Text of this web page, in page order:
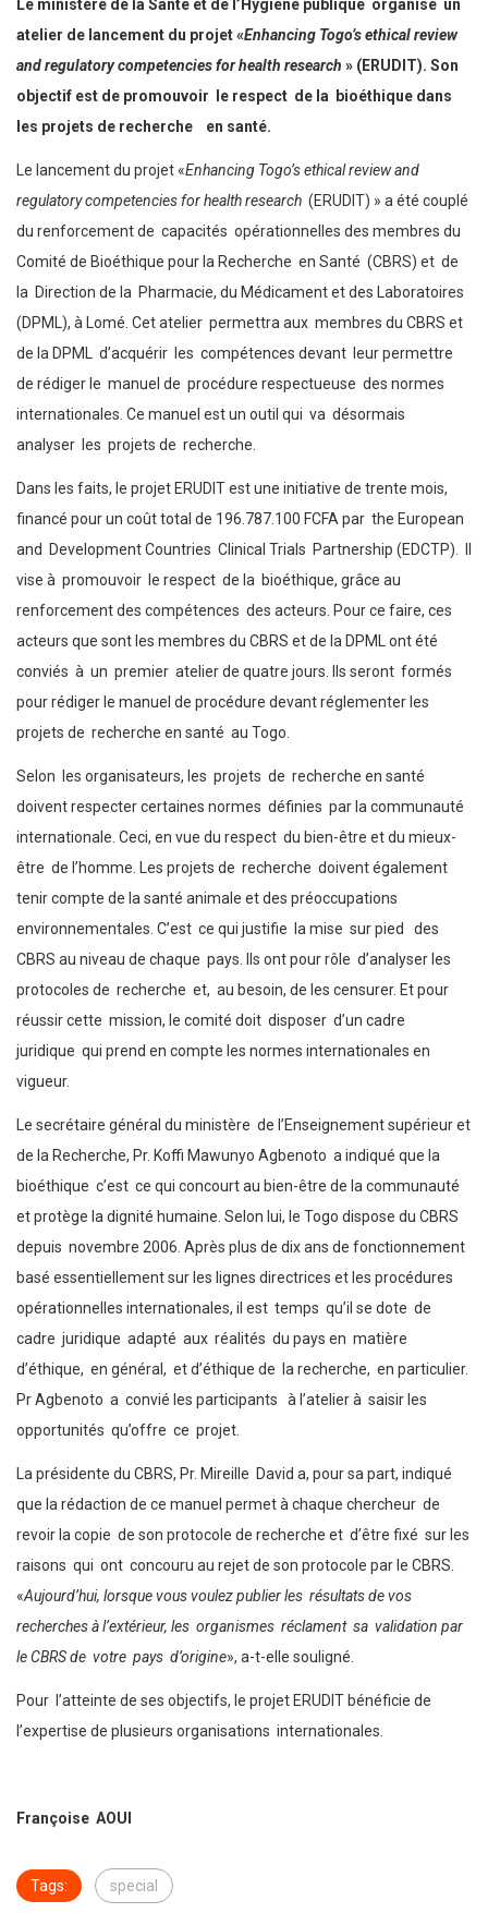
Le ministère de la Santé et de l’Hygiène publique organise un
atelier de lancement du projet «Enhancing Togo’s ethical review
and regulatory competencies for health research » (ERUDIT). Son
objectif est de promouvoir le respect de la bioéthique dans
les projets de recherche en santé.
Le lancement du projet «Enhancing Togo’s ethical review and
regulatory competencies for health research (ERUDIT) » a été couplé
du renforcement de capacités opérationnelles des membres du
Comité de Bioéthique pour la Recherche en Santé (CBRS) et de
la Direction de la Pharmacie, du Médicament et des Laboratoires
(DPML), à Lomé. Cet atelier permettra aux membres du CBRS et
de la DPML d’acquérir les compétences devant leur permettre
de rédiger le manuel de procédure respectueuse des normes
internationales. Ce manuel est un outil qui va désormais
analyser les projets de recherche.
Dans les faits, le projet ERUDIT est une initiative de trente mois,
financé pour un coût total de 196.787.100 FCFA par the European
and Development Countries Clinical Trials Partnership (EDCTP). Il
vise à promouvoir le respect de la bioéthique, grâce au
renforcement des compétences des acteurs. Pour ce faire, ces
acteurs que sont les membres du CBRS et de la DPML ont été
conviés à un premier atelier de quatre jours. Ils seront formés
pour rédiger le manuel de procédure devant réglementer les
projets de recherche en santé au Togo.
Selon les organisateurs, les projets de recherche en santé
doivent respecter certaines normes définies par la communauté
internationale. Ceci, en vue du respect du bien-être et du mieux-
être de l’homme. Les projets de recherche doivent également
tenir compte de la santé animale et des préoccupations
environnementales. C’est ce qui justifie la mise sur pied des
CBRS au niveau de chaque pays. Ils ont pour rôle d’analyser les
protocoles de recherche et, au besoin, de les censurer. Et pour
réussir cette mission, le comité doit disposer d’un cadre
juridique qui prend en compte les normes internationales en
vigueur.
Le secrétaire général du ministère de l’Enseignement supérieur et
de la Recherche, Pr. Koffi Mawunyo Agbenoto a indiqué que la
bioéthique c’est ce qui concourt au bien-être de la communauté
et protège la dignité humaine. Selon lui, le Togo dispose du CBRS
depuis novembre 2006. Après plus de dix ans de fonctionnement
basé essentiellement sur les lignes directrices et les procédures
opérationnelles internationales, il est temps qu’il se dote de
cadre juridique adapté aux réalités du pays en matière
d’éthique, en général, et d’éthique de la recherche, en particulier.
Pr Agbenoto a convié les participants à l’atelier à saisir les
opportunités qu’offre ce projet.
La présidente du CBRS, Pr. Mireille David a, pour sa part, indiqué
que la rédaction de ce manuel permet à chaque chercheur de
revoir la copie de son protocole de recherche et d’être fixé sur les
raisons qui ont concouru au rejet de son protocole par le CBRS.
«Aujourd’hui, lorsque vous voulez publier les résultats de vos
recherches à l’extérieur, les organismes réclament sa validation par
le CBRS de votre pays d’origine», a-t-elle souligné.
Pour l’atteinte de ses objectifs, le projet ERUDIT bénéficie de
l’expertise de plusieurs organisations internationales.
Françoise AOUI
Tags: special